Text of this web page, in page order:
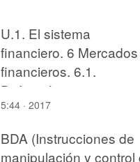
U.1. El sistema
financiero. 6 Mercados
financieros. 6.1.
Definición y
características.
5:44 · 2017
BDA (Instrucciones de
manipulación y control